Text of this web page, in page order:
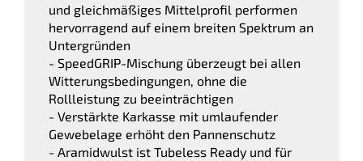
und gleichmäßiges Mittelprofil performen
hervorragend auf einem breiten Spektrum an
Untergründen
- SpeedGRIP-Mischung überzeugt bei allen
Witterungsbedingungen, ohne die
Rollleistung zu beeinträchtigen
- Verstärkte Karkasse mit umlaufender
Gewebelage erhöht den Pannenschutz
- Aramidwulst ist Tubeless Ready und für